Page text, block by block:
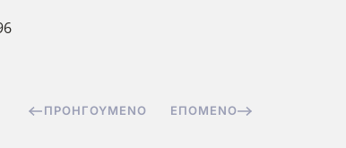
ΠΡΟΗΓΟΎΜΕΝΟ ΕΠΌΜΕΝΟ